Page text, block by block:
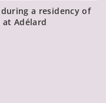
a residency of
at Adélard